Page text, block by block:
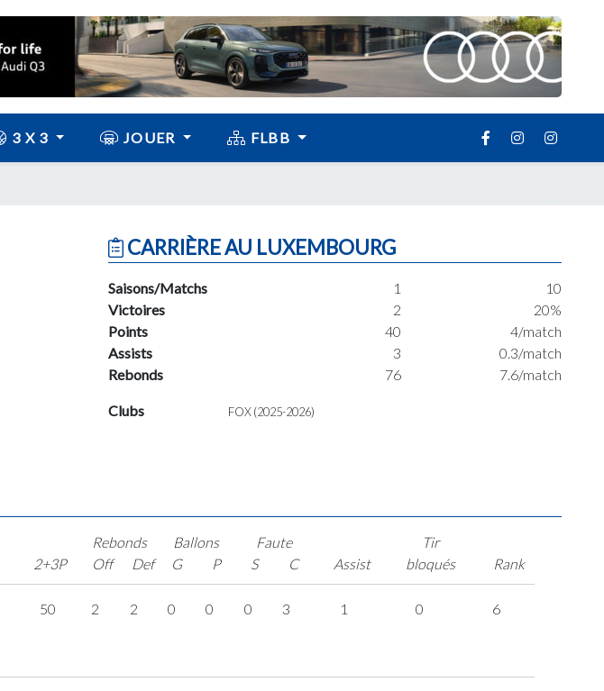
3 X 3 JOUER FLBB
CARRIÈRE AU LUXEMBOURG
Saisons/Matchs 1
10
Victoires
2
20%
Points
40
4/match
Assists
3
0.3/match
Rebonds
76 7.6/match
Clubs FOX (2025-2026)
2+3P
Rebonds
Off
Def
Ballons
G
P
Faute
S
C Assist
Tir
bloqués
Rank
50 2 2 0 0 0 3 1 0 6